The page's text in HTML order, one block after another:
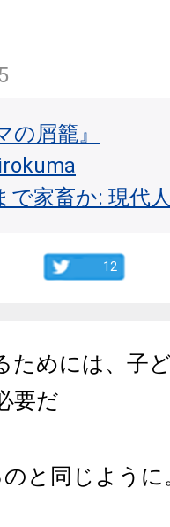
の屑籠』
で家畜か: 現代
12
ためには、子
要だ
と同じように